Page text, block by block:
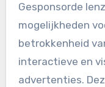
Gesponsorde
mogelijkheden
betrokkenheid
interactieve en
advertenties.